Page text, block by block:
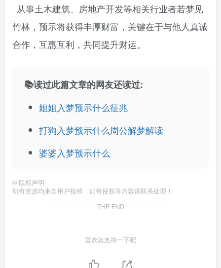
从事土木建筑、房地产开发等相关行业者若梦见
竹林，预示将获得丰厚财富，关键在于与他人真诚
合作，互惠互利，共同提升财运。
📚读过此篇文章的网友还读过:
姐姐入梦预示什么征兆
打狗入梦预示什么周公解梦解读
婆婆入梦预示什么
© 版权声明
所有资源均来自用户投稿，如有侵权等内容请联系处理！
THE END
喜欢就支持一下吧